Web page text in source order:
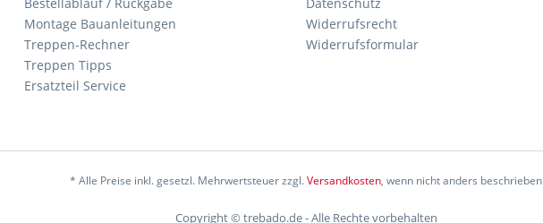
Montage Bauanleitungen
Treppen-Rechner
Treppen Tipps
Ersatzteil Service
Widerrufsrecht
Widerrufsformular
* Alle Preise inkl. gesetzl. Mehrwertsteuer zzgl.Versandkosten, wenn nicht anders beschrieben
Copyright © trebado.de - Alle Rechte vorbehalten